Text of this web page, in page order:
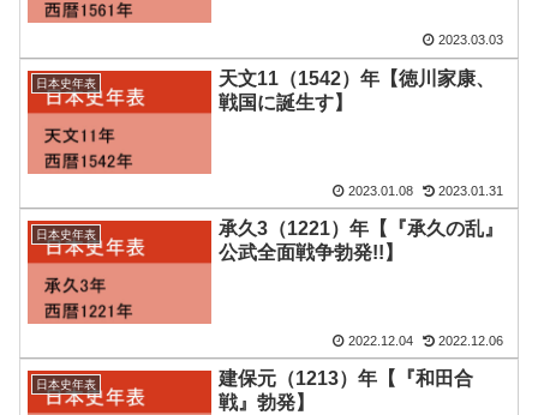
2023.03.03
日本史年表
天文11（1542）年【徳川家康、
戦国に誕生す】
2023.01.08 2023.01.31
日本史年表
承久3（1221）年【『承久の乱』
公武全面戦争勃発!!】
2022.12.04 2022.12.06
日本史年表
建保元（1213）年【『和田合
戦』勃発】